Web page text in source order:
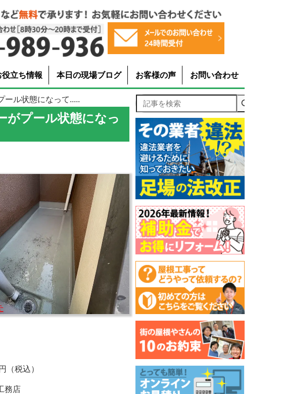
役立ち情報 本日の現場ブログ お客様の声 お問い合わせ
ール状態になって.....
がプール状態になっ
（税込）
務店
記事を検索